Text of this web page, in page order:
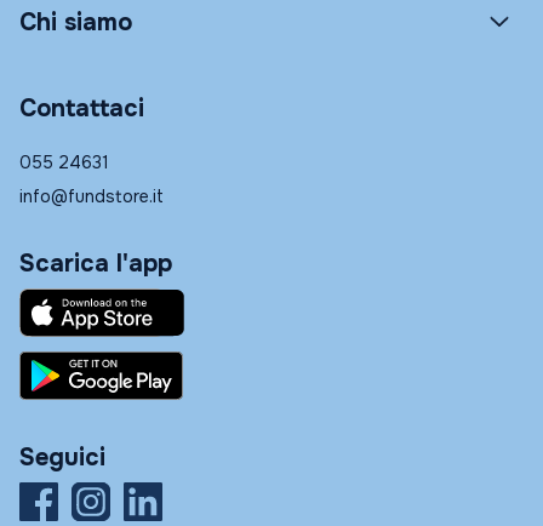
Chi siamo
Contattaci
055 24631
info@fundstore.it
Scarica l'app
Seguici